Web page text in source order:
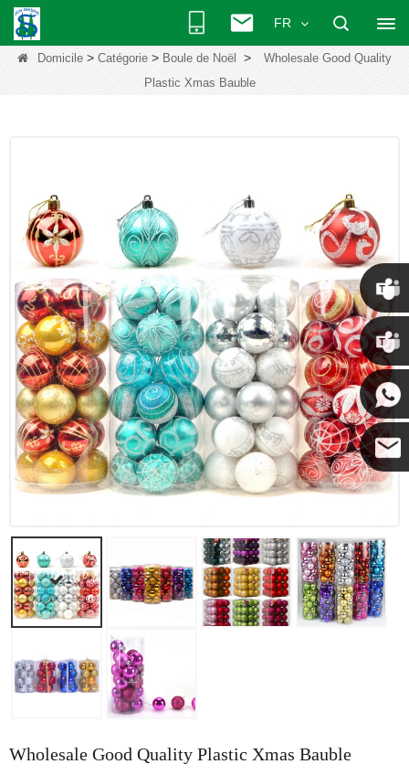
FR
Domicile > Catégorie > Boule de Noël >
Wholesale Good Quality
Plastic Xmas Bauble
Wholesale Good Quality Plastic Xmas Bauble
Chris
Kenny
Coco